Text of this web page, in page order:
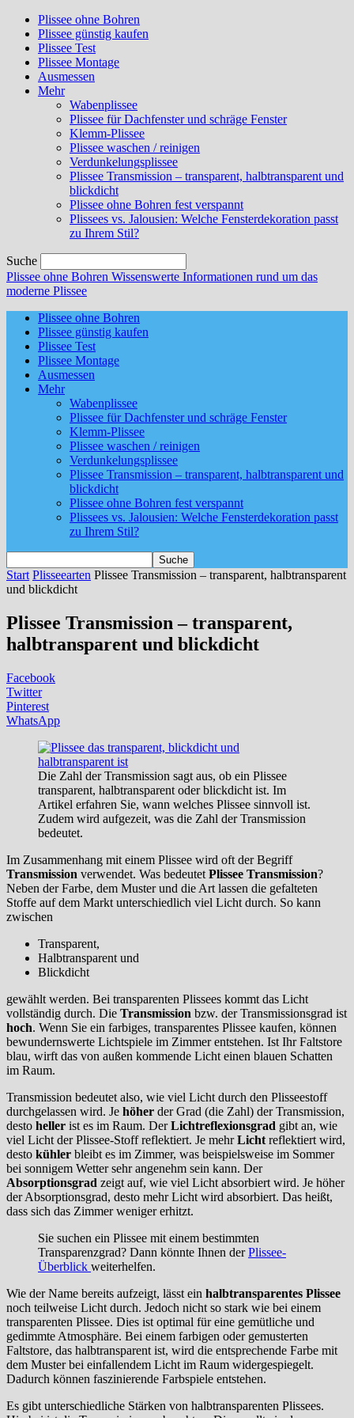
Plissee ohne Bohren
Plissee günstig kaufen
Plissee Test
Plissee Montage
Ausmessen
Mehr
Wabenplissee
Plissee für Dachfenster und schräge Fenster
Klemm-Plissee
Plissee waschen / reinigen
Verdunkelungsplissee
Plissee Transmission – transparent, halbtransparent und
blickdicht
Plissee ohne Bohren fest verspannt
Plissees vs. Jalousien: Welche Fensterdekoration passt
zu Ihrem Stil?
Suche
Plissee ohne Bohren Wissenswerte Informationen rund um das
moderne Plissee
Plissee ohne Bohren
Plissee günstig kaufen
Plissee Test
Plissee Montage
Ausmessen
Mehr
Wabenplissee
Plissee für Dachfenster und schräge Fenster
Klemm-Plissee
Plissee waschen / reinigen
Verdunkelungsplissee
Plissee Transmission – transparent, halbtransparent und
blickdicht
Plissee ohne Bohren fest verspannt
Plissees vs. Jalousien: Welche Fensterdekoration passt
zu Ihrem Stil?
Start Plisseearten Plissee Transmission – transparent, halbtransparent
und blickdicht
Plissee Transmission – transparent,
halbtransparent und blickdicht
Facebook
Twitter
Pinterest
WhatsApp
Die Zahl der Transmission sagt aus, ob ein Plissee
transparent, halbtransparent oder blickdicht ist. Im
Artikel erfahren Sie, wann welches Plissee sinnvoll ist.
Zudem wird aufgezeit, was die Zahl der Transmission
bedeutet.
Im Zusammenhang mit einem Plissee wird oft der Begriff
Transmission verwendet. Was bedeutet Plissee Transmission?
Neben der Farbe, dem Muster und die Art lassen die gefalteten
Stoffe auf dem Markt unterschiedlich viel Licht durch. So kann
zwischen
Transparent,
Halbtransparent und
Blickdicht
gewählt werden. Bei transparenten Plissees kommt das Licht
vollständig durch. Die Transmission bzw. der Transmissionsgrad ist
hoch. Wenn Sie ein farbiges, transparentes Plissee kaufen, können
bewundernswerte Lichtspiele im Zimmer entstehen. Ist Ihr Faltstore
blau, wirft das von außen kommende Licht einen blauen Schatten
im Raum.
Transmission bedeutet also, wie viel Licht durch den Plisseestoff
durchgelassen wird. Je höher der Grad (die Zahl) der Transmission,
desto heller ist es im Raum. DerLichtreflexionsgrad gibt an, wie
viel Licht der Plissee-Stoff reflektiert. Je mehrLicht reflektiert wird,
desto kühler bleibt es im Zimmer, was beispielsweise im Sommer
bei sonnigem Wetter sehr angenehm sein kann. Der
Absorptionsgrad zeigt auf, wie viel Licht absorbiert wird. Je höher
der Absorptionsgrad, desto mehr Licht wird absorbiert. Das heißt,
dass sich das Zimmer weniger erhitzt.
Sie suchen ein Plissee mit einem bestimmten
Transparenzgrad? Dann könnte Ihnen derPlissee-
Überblick weiterhelfen.
Wie der Name bereits aufzeigt, lässt ein halbtransparentes Plissee
noch teilweise Licht durch. Jedoch nicht so stark wie bei einem
transparenten Plissee. Dies ist optimal für eine gemütliche und
gedimmte Atmosphäre. Bei einem farbigen oder gemusterten
Faltstore, das halbtransparent ist, wird die entsprechende Farbe mit
dem Muster bei einfallendem Licht im Raum widergespiegelt.
Dadurch können faszinierende Farbspiele entstehen.
Es gibt unterschiedliche Stärken von halbtransparenten Plissees.